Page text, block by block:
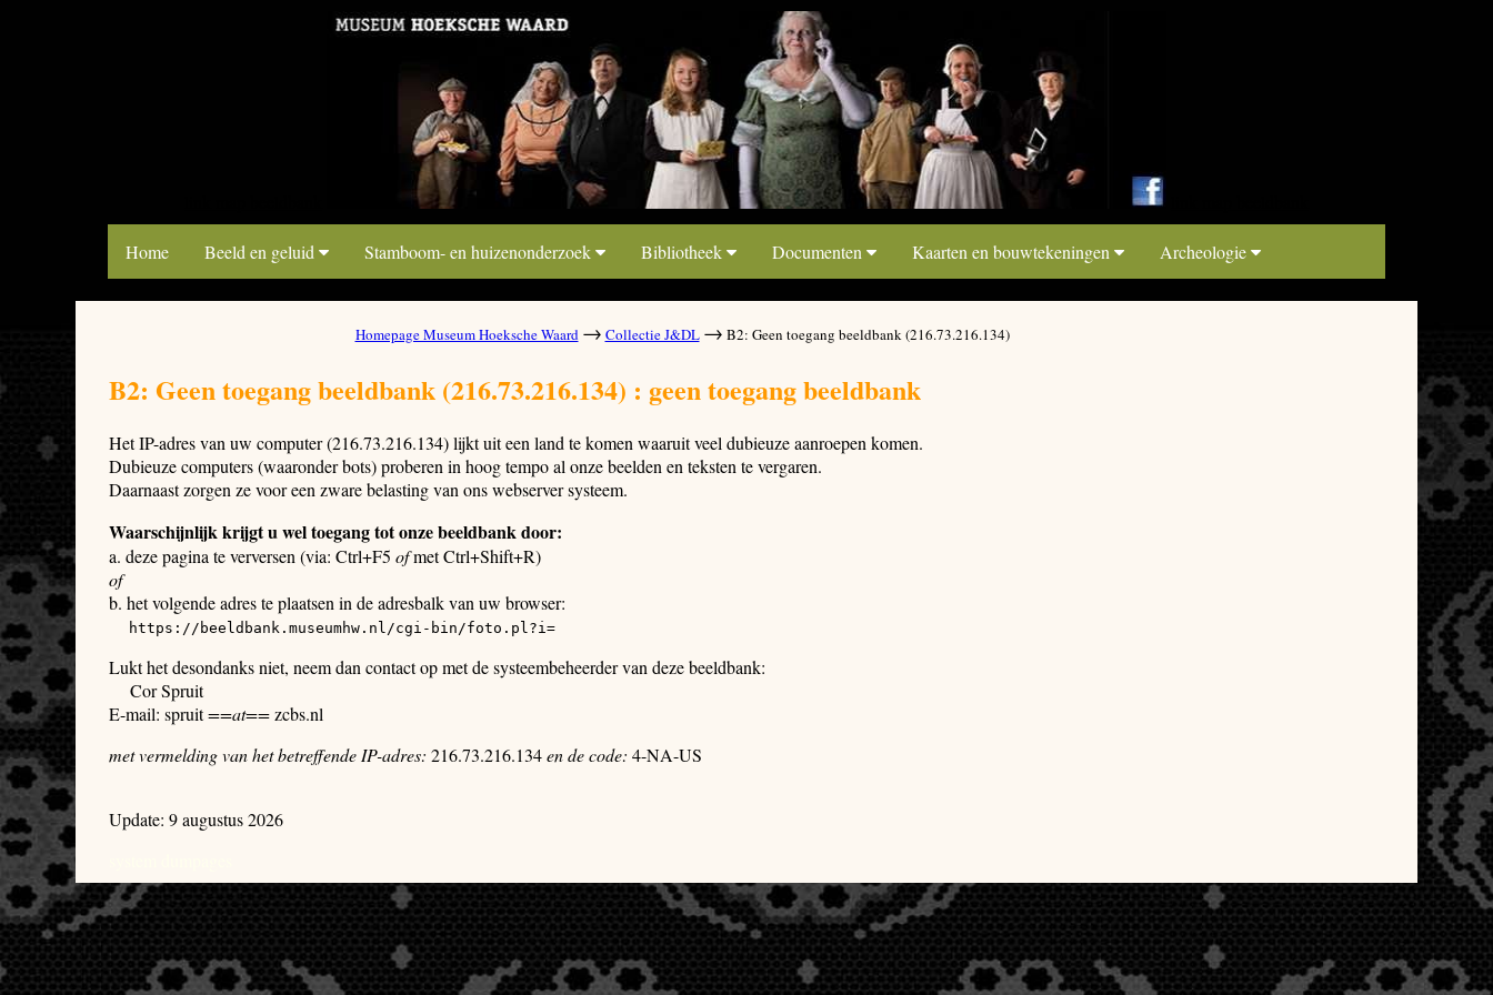
Home Beeld en geluid Stamboom- en huizenonderzoek Bibliotheek Documenten Kaarten en bouwtekeningen Archeologie
Homepage Museum Hoeksche Waard → Collectie J&DL → B2: Geen toegang beeldbank (216.73.216.134)
B2: Geen toegang beeldbank (216.73.216.134) : geen toegang beeldbank
Het IP-adres van uw computer (216.73.216.134) lijkt uit een land te komen waaruit veel dubieuze aanroepen komen.
Dubieuze computers (waaronder bots) proberen in hoog tempo al onze beelden en teksten te vergaren.
Daarnaast zorgen ze voor een zware belasting van ons webserver systeem.
Waarschijnlijk krijgt u wel toegang tot onze beeldbank door:
a. deze pagina te verversen (via: Ctrl+F5 ofmet Ctrl+Shift+R)
of
b. het volgende adres te plaatsen in de adresbalk van uw browser:
https://beeldbank.museumhw.nl/cgi-bin/foto.pl?i=
Lukt het desondanks niet, neem dan contact op met de systeembeheerder van deze beeldbank:
Cor Spruit
E-mail: spruit==at==zcbs.nl
met vermelding van het betreffende IP-adres: 216.73.216.134en de code: 4-NA-US
Update: 9 augustus 2026